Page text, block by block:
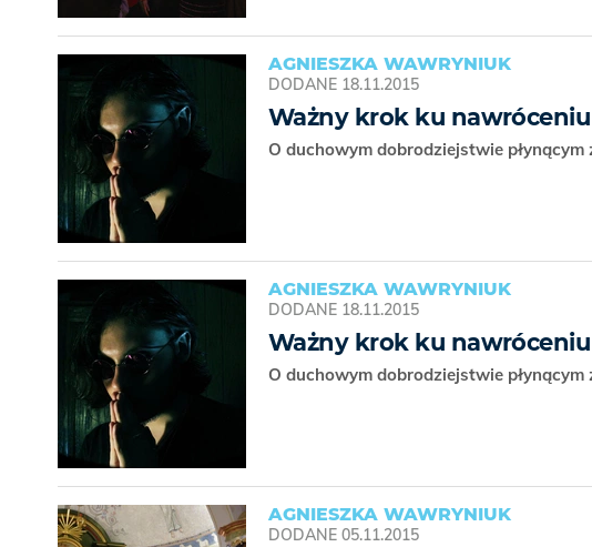
AGNIESZKA WAWRYNIUK
DODANE 18.11.2015
Ważny krok ku nawróceniu
O duchowym dobrodziejstwie płynącym
AGNIESZKA WAWRYNIUK
DODANE 18.11.2015
Ważny krok ku nawróceniu
O duchowym dobrodziejstwie płynącym
AGNIESZKA WAWRYNIUK
DODANE 05.11.2015